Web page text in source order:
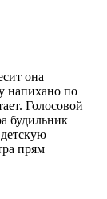
она
напихано по
Голосовой
будильник
прям